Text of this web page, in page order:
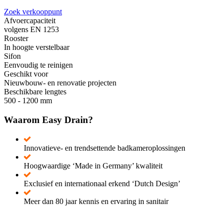
Zoek verkooppunt
Afvoercapaciteit
volgens EN 1253
Rooster
In hoogte verstelbaar
Sifon
Eenvoudig te reinigen
Geschikt voor
Nieuwbouw- en renovatie projecten
Beschikbare lengtes
500 - 1200 mm
Waarom Easy Drain?
Innovatieve- en trendsettende badkameroplossingen
Hoogwaardige ‘Made in Germany’ kwaliteit
Exclusief en internationaal erkend ‘Dutch Design’
Meer dan 80 jaar kennis en ervaring in sanitair